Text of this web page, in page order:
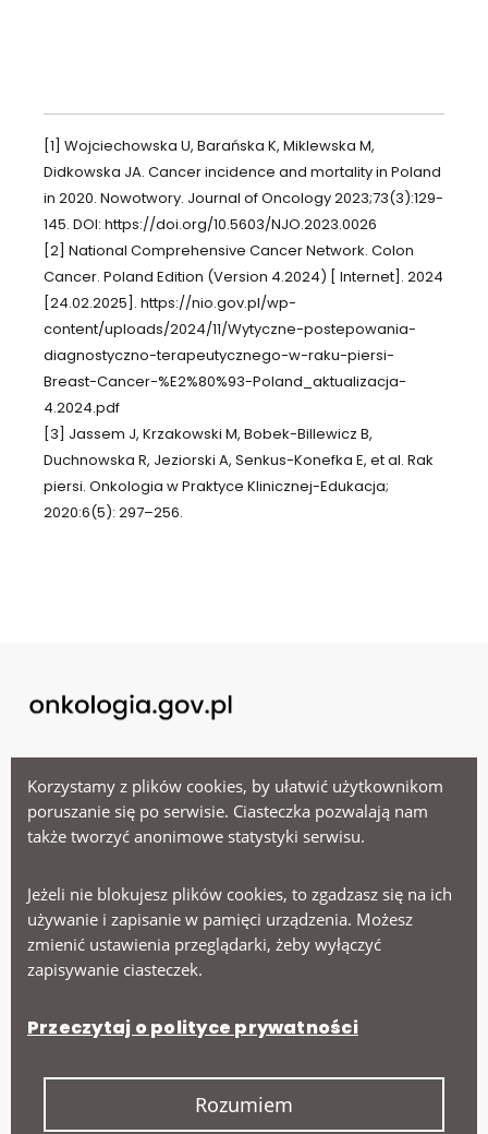
Korzystamy z plików cookies, by ułatwić użytkownikom
poruszanie się po serwisie. Ciasteczka pozwalają nam
także tworzyć anonimowe statystyki serwisu.
Jeżeli nie blokujesz plików cookies, to zgadzasz się na ich
używanie i zapisanie w pamięci urządzenia. Możesz
zmienić ustawienia przeglądarki, żeby wyłączyć
zapisywanie ciasteczek.
Przeczytaj o polityce prywatności
Rozumiem
[1] Wojciechowska U, Barańska K, Miklewska M,
Didkowska JA. Cancer incidence and mortality in Poland
in 2020. Nowotwory. Journal of Oncology 2023;73(3):129-
145. DOI: https://doi.org/10.5603/NJO.2023.0026
[2] National Comprehensive Cancer Network. Colon
Cancer. Poland Edition (Version 4.2024) [ Internet]. 2024
[24.02.2025]. https://nio.gov.pl/wp-
content/uploads/2024/11/Wytyczne-postepowania-
diagnostyczno-terapeutycznego-w-raku-piersi-
Breast-Cancer-%E2%80%93-Poland_aktualizacja-
4.2024.pdf
[3] Jassem J, Krzakowski M, Bobek-Billewicz B,
Duchnowska R, Jeziorski A, Senkus-Konefka E, et al. Rak
piersi. Onkologia w Praktyce Klinicznej-Edukacja;
2020:6(5): 297–256.
Menu
Ministerstwo Zdrowia
Narodowy Instytut Onkologii